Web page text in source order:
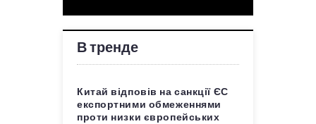
В тренде
Китай відповів на санкції ЄС
експортними обмеженнями
проти низки європейських